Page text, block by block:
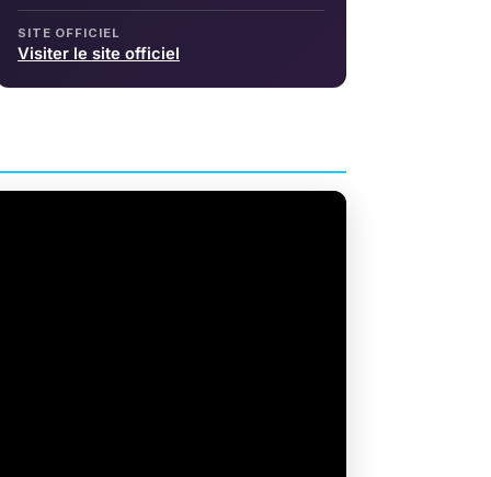
SITE OFFICIEL
Visiter le site officiel